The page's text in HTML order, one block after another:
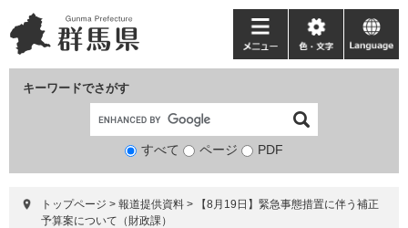
ー
ジ
ニ
ュ
て
キーワードでさがす
検
象
すべて ページ PDF
メ
ニ
ー
色・
文
language
トップページ > 報道提供資料 >
【8月19日】緊急事態措置に伴う補正
予算案について（財政課）